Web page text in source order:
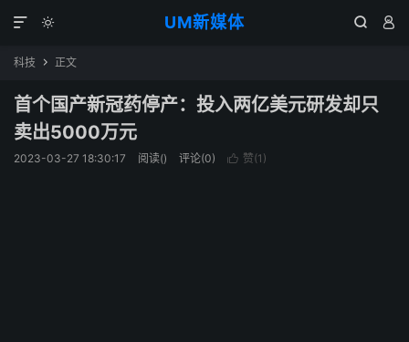
UM新媒体
  

科技  正文
首个国产新冠药停产：投入两亿美元研发却只
卖出5000万元
2023-03-27 18:30:17 阅读() 评论(0)  赞(1 )